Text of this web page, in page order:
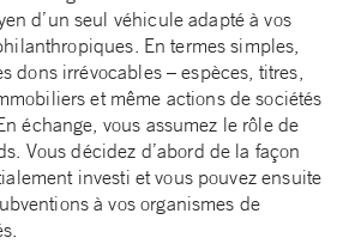
d’un seul véhicule adapté à vos
En termes simples,
dons irrévocables – espèces, titres,
et même actions de sociétés
échange, vous assumez le rôle de
Vous décidez d’abord de la façon
investi et vous pouvez ensuite
à vos organismes de